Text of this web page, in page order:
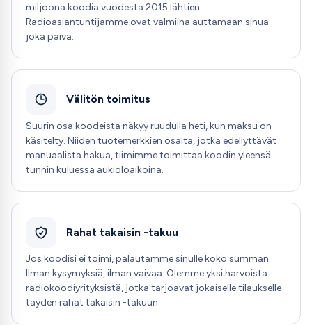
miljoona koodia vuodesta 2015 lähtien.
Radioasiantuntijamme ovat valmiina auttamaan sinua
joka päivä.
Välitön toimitus
Suurin osa koodeista näkyy ruudulla heti, kun maksu on
käsitelty. Niiden tuotemerkkien osalta, jotka edellyttävät
manuaalista hakua, tiimimme toimittaa koodin yleensä
tunnin kuluessa aukioloaikoina.
Rahat takaisin -takuu
Jos koodisi ei toimi, palautamme sinulle koko summan.
Ilman kysymyksiä, ilman vaivaa. Olemme yksi harvoista
radiokoodiyrityksistä, jotka tarjoavat jokaiselle tilaukselle
täyden rahat takaisin -takuun.